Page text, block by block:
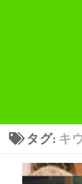
タグ: キ